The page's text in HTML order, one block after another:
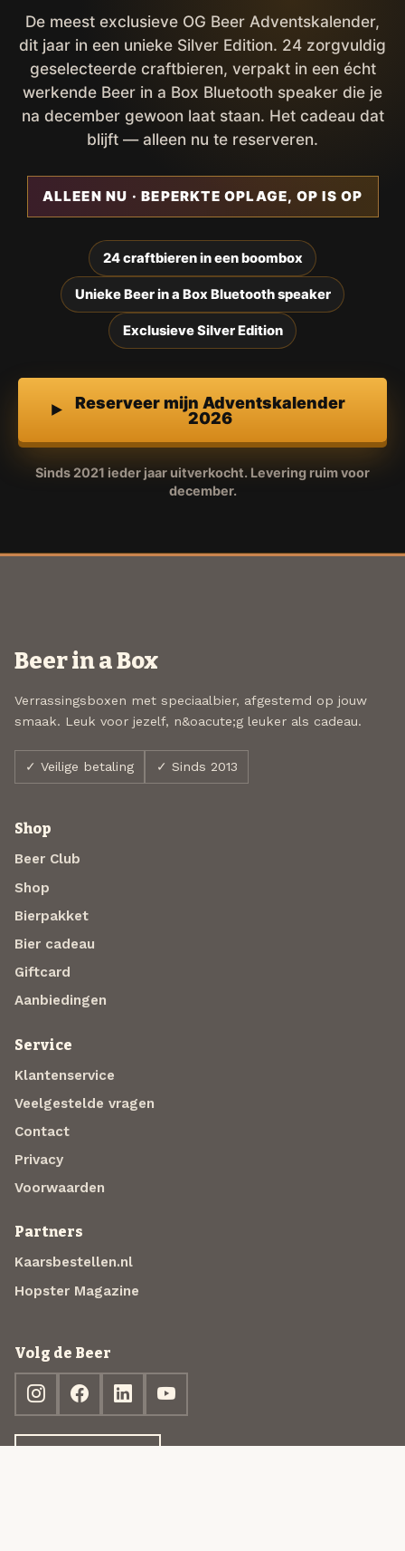
De meest exclusieve OG Beer Adventskalender,
dit jaar in een unieke Silver Edition. 24 zorgvuldig
geselecteerde craftbieren, verpakt in een écht
werkende Beer in a Box Bluetooth speaker die je
na december gewoon laat staan. Het cadeau dat
blijft — alleen nu te reserveren.
ALLEEN NU · BEPERKTE OPLAGE, OP IS OP
24 craftbieren in een boombox
Unieke Beer in a Box Bluetooth speaker
Exclusieve Silver Edition
Reserveer mijn Adventskalender
2026
Sinds 2021 ieder jaar uitverkocht. Levering ruim voor
december.
Beer in a Box
Verrassingsboxen met speciaalbier, afgestemd op jouw
smaak. Leuk voor jezelf, n&oacute;g leuker als cadeau.
✓ Veilige betaling ✓ Sinds 2013
Shop
Beer Club
Shop
Bierpakket
Bier cadeau
Giftcard
Aanbiedingen
Service
Klantenservice
Veelgestelde vragen
Contact
Privacy
Voorwaarden
Partners
Kaarsbestellen.nl
Hopster Magazine
Volg de Beer